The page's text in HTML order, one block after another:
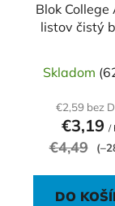
Blok College
listov čistý
Skladom
€2,59 bez
€3,19 /
€4,49
DO